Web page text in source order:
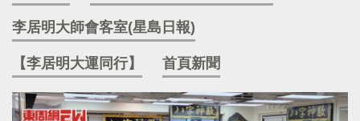
李居明大師會客室(星島日報)
【李居明大運同行】 首頁新聞